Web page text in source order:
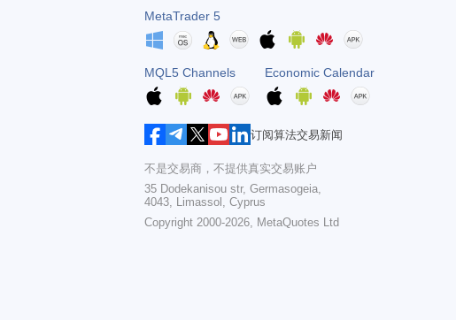
MetaTrader 5
MQL5 Channels Economic Calendar
订阅算法交易新闻
不是交易商，不提供真实交易账户
35 Dodekanisou str, Germasogeia,
4043, Limassol, Cyprus
Copyright 2000-2026, MetaQuotes Ltd